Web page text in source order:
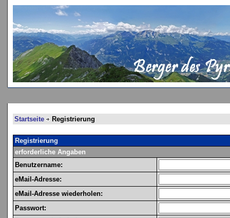
Startseite Registrierung
Registrierung
erforderliche Angaben
Benutzername:
eMail-Adresse:
eMail-Adresse wiederholen:
Passwort: